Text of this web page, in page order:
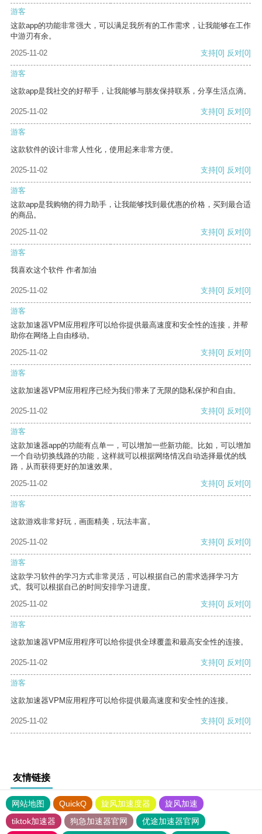
游客
这款app的功能非常强大，可以满足我所有的工作需求，让我能够在工作
中游刃有余。
2025-11-02
支持[0] 反对[0]
游客
这款app是我社交的好帮手，让我能够与朋友保持联系，分享生活点滴。
2025-11-02 支持[0] 反对[0]
游客
这款软件的设计非常人性化，使用起来非常方便。
2025-11-02 支持[0] 反对[0]
游客
这款app是我购物的得力助手，让我能够找到最优惠的价格，买到最合适
的商品。
2025-11-02
支持[0] 反对[0]
游客
我喜欢这个软件 作者加油
2025-11-02 支持[0] 反对[0]
游客
这款加速器VPM应用程序可以给你提供最高速度和安全性的连接，并帮
助你在网络上自由移动。
2025-11-02
支持[0] 反对[0]
游客
这款加速器VPM应用程序已经为我们带来了无限的隐私保护和自由。
2025-11-02 支持[0] 反对[0]
游客
这款加速器app的功能有点单一，可以增加一些新功能。比如，可以增加
一个自动切换线路的功能，这样就可以根据网络情况自动选择最优的线
路，从而获得更好的加速效果。
2025-11-02
支持[0] 反对[0]
游客
这款游戏非常好玩，画面精美，玩法丰富。
2025-11-02 支持[0] 反对[0]
游客
这款学习软件的学习方式非常灵活，可以根据自己的需求选择学习方
式。我可以根据自己的时间安排学习进度。
2025-11-02
支持[0] 反对[0]
游客
这款加速器VPM应用程序可以给你提供全球覆盖和最高安全性的连接。
2025-11-02 支持[0] 反对[0]
游客
这款加速器VPM应用程序可以给你提供最高速度和安全性的连接。
2025-11-02 支持[0] 反对[0]
友情链接
网站地图 QuickQ 旋风加速度器
旋风加速
tiktok加速器
狗急加速器官网 优途加速器官网